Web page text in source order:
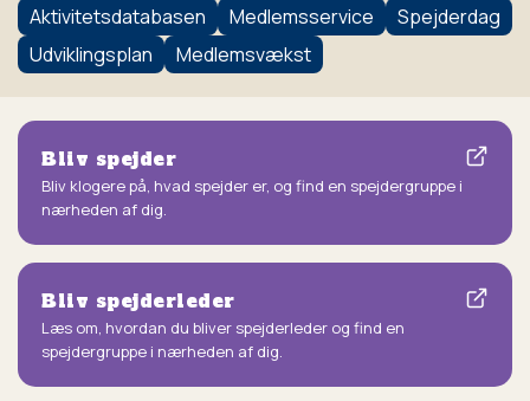
Aktivitetsdatabasen
Medlemsservice
Spejderdag
Udviklingsplan
Medlemsvækst
Bliv spejder
Bliv klogere på, hvad spejder er, og find en spejdergruppe i
nærheden af dig.
Bliv spejderleder
Læs om, hvordan du bliver spejderleder og find en
spejdergruppe i nærheden af dig.